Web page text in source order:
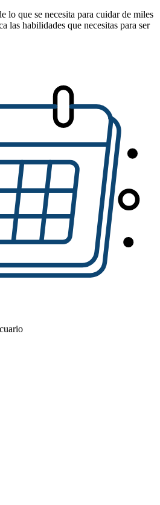
lo que se necesita para cuidar de miles
las habilidades que necesitas para ser